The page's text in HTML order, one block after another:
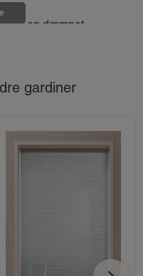
gardiner
eller en dæmpet
væsentligste fordele
så du kan få det helt